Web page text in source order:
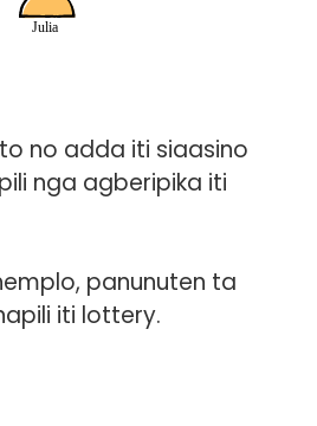
no adda iti siaasino
nga agberipika iti
panunuten ta
iti lottery.